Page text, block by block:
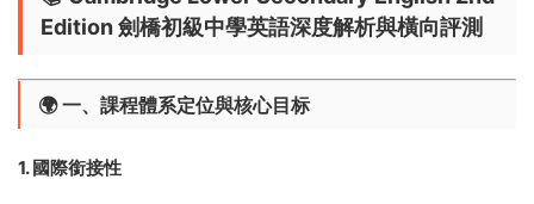
Edition 劍橋初級中學英語深度解析與橫向評測
🌍 ​一、課程體系定位與核心目标
1. 國際銜接性